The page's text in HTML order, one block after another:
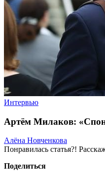
Интервью
Артём Милаков:
Алёна Новченкова
Понравилась статья?!
Поделиться